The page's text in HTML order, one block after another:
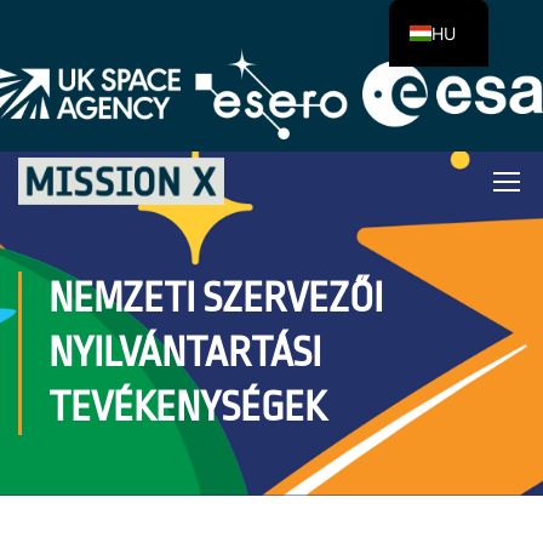
NEMZETI SZERVEZŐI
NYILVÁNTARTÁSI
TEVÉKENYSÉGEK
HU